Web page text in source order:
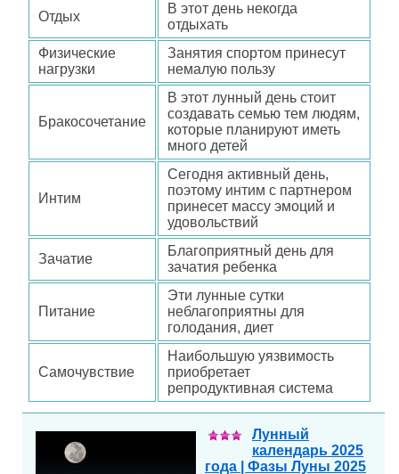
Отдых
В этот день некогда
отдыхать
Физические
нагрузки
Занятия спортом принесут
немалую пользу
Бракосочетание
В этот лунный день стоит
создавать семью тем людям,
которые планируют иметь
много детей
Интим
Сегодня активный день,
поэтому интим с партнером
принесет массу эмоций и
удовольствий
Зачатие
Благоприятный день для
зачатия ребенка
Питание
Эти лунные сутки
неблагоприятны для
голодания, диет
Самочувствие
Наибольшую уязвимость
приобретает
репродуктивная система
Лунный
календарь 2025
года | Фазы Луны 2025